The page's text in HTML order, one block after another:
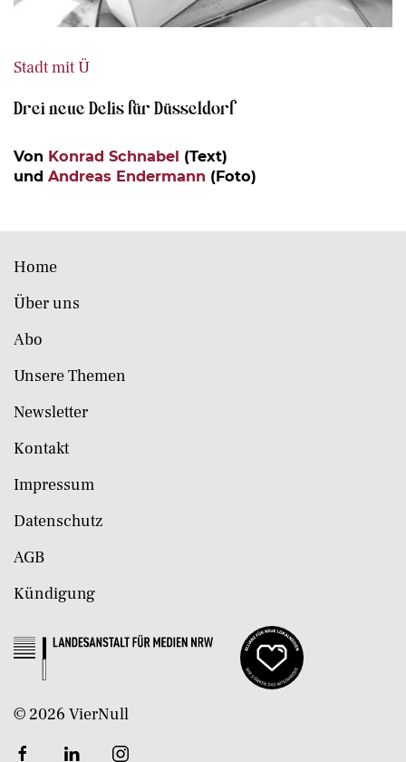
Stadt mit Ü
Drei neue Delis für Düsseldorf
Von Konrad Schnabel (Text)
und Andreas Endermann (Foto)
Home
Über uns
Abo
Unsere Themen
Newsletter
Kontakt
Impressum
Datenschutz
AGB
Kündigung
© 2026 VierNull